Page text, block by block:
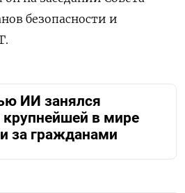
безопасности и
ИИ занялся
в мире
за гражданами